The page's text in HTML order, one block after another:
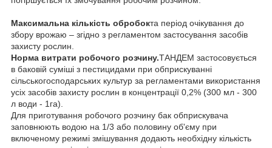
Максимальна кількість обробокта період очікування до
збору врожаю – згідно з регламентом застосування засобів
захисту рослин.
Норма витрати робочого розчину.ТАНДЕМ застосовується
в баковій суміші з пестицидами при обприскуванні
сільськогосподарських культур за регламентами використання
усіх засобів захисту рослин в концентрації 0,2% (300 мл - 300
л води - 1га).
Для приготування робочого розчину бак обприскувача
заповнюють водою на 1/3 або половину об'єму при
включеному режимі змішування додають необхідну кількість